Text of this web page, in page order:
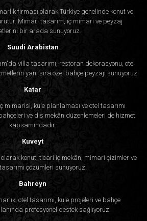
firması olarak Türkiye genelinde konut ve
Mimari tasarım, iç mimari ve peyzaj
bir arada sunuyoruz.
Suudi Arabistan
villa tasarımı, restoran dekorasyonu, otel
yanı sıra özel bahçe peyzajı sunuyoruz.
Katar
kule planlaması ve otel tasarımı
ve dış mekân düzenlemeleri de hizmet
kapsamındadır.
Kuveyt
olarak konut, ticari iç mekân, mimari çizimler ve
çözümleri sunuyoruz.
Bahreyn
otel tasarımı, kule projeleri ve bahçe
profesyonel destek sağlıyoruz.